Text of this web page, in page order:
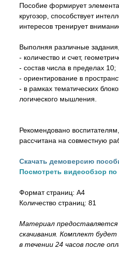
Пособие формирует
кругозор, способствует
интересов тренирует
Выполняя различные
- количество и счет,
- состав числа в пределах 10;
- ориентирование в
- в рамках тематических
логического мышления.
Рекомендовано
рассчитана на совместную
Скачать демоверсию
Посмотреть видеообзор
Формат страниц: А4
Количество страниц: 81
Материал предоставляется
скачивания. Комплект
в течении 24 часов после